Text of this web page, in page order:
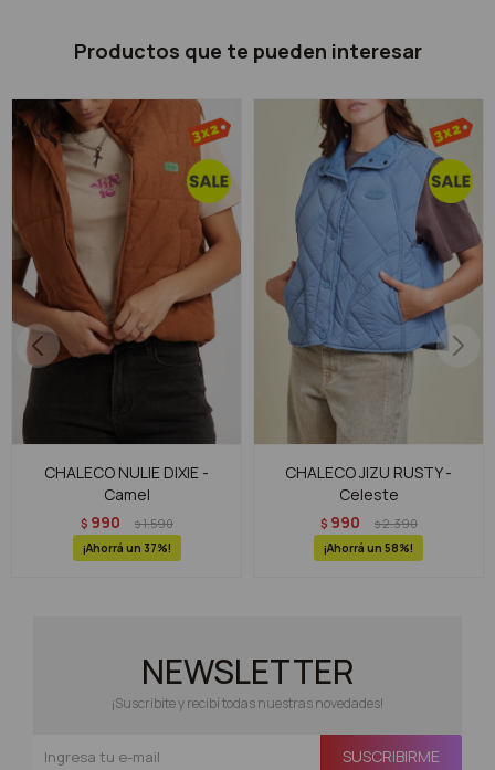
Productos que te pueden interesar
CHALECO NULIE DIXIE -
Camel
$ 990 $1.590
37
CHALECO JIZU RUSTY -
Celeste
$ 990 $2.390
58
NEWSLETTER
¡Suscribite y recibí todas nuestras novedades!
SUSCRIBIRME